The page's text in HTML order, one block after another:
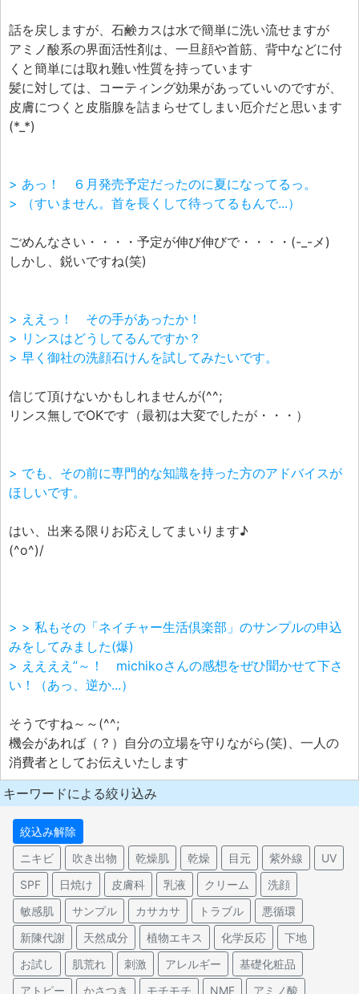
話を戻しますが、石鹸カスは水で簡単に洗い流せますが
アミノ酸系の界面活性剤は、一旦顔や首筋、背中などに付
くと簡単には取れ難い性質を持っています
髪に対しては、コーティング効果があっていいのですが、
皮膚につくと皮脂腺を詰まらせてしまい厄介だと思います
(*_*)
> あっ！ ６月発売予定だったのに夏になってるっ。
> （すいません。首を長くして待ってるもんで...）
ごめんなさい・・・・予定が伸び伸びで・・・・(-_-メ)
しかし、鋭いですね(笑)
> ええっ！ その手があったか！
> リンスはどうしてるんですか？
> 早く御社の洗顔石けんを試してみたいです。
信じて頂けないかもしれませんが(^^;
リンス無しでOKです（最初は大変でしたが・・・）
> でも、その前に専門的な知識を持った方のアドバイスが
ほしいです。
はい、出来る限りお応えしてまいります♪
(^o^)/
> > 私もその「ネイチャー生活倶楽部」のサンプルの申込
みをしてみました(爆)
> ええええ”～！ michikoさんの感想をぜひ聞かせて下さ
い！（あっ、逆か...）
そうですね～～(^^;
機会があれば（？）自分の立場を守りながら(笑)、一人の
消費者としてお伝えいたします
キーワードによる絞り込み
絞込み解除
ニキビ
吹き出物 乾燥肌 乾燥 目元 紫外線
UV
SPF
日焼け 皮膚科 乳液 クリーム
洗顔
敏感肌
サンプル カサカサ トラブル
悪循環
新陳代謝
天然成分 植物エキス 化学反応
下地
お試し
肌荒れ 刺激 アレルギー
基礎化粧品
アトピー
かさつき モチモチ NMF アミノ酸